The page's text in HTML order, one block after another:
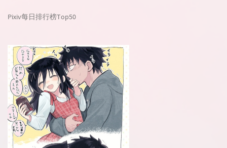
Pixiv每日排行榜Top50